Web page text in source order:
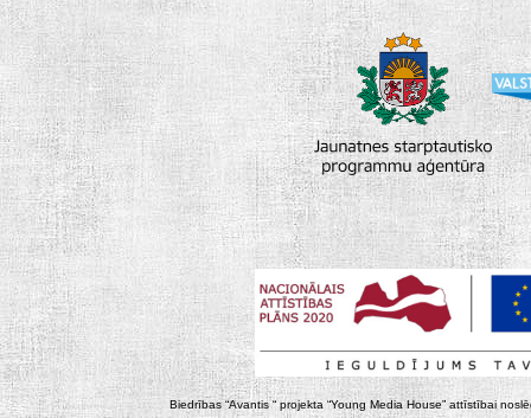
Biedrības “Avantis “ projekta “Young Media House” attīstībai